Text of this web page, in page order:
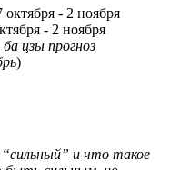
- 2 ноября
цзы прогноз
)
и что такое